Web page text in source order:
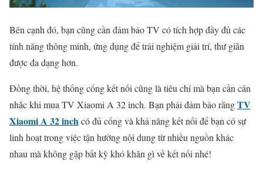
Bên cạnh đó, bạn cũng cần đảm bảo TV có tích hợp đầy đủ các
tính năng thông minh, ứng dụng để trải nghiệm giải trí, thư giãn
được đa dạng hơn.
Đồng thời, hệ thống cổng kết nối cũng là tiêu chí mà bạn cần cân
nhắc khi mua TV Xiaomi A 32 inch. Bạn phải đảm bảo rằngTV
Xiaomi A 32 inchcó đủ cổng và khả năng kết nối để bạn có sự
linh hoạt trong việc tận hưởng nội dung từ nhiều nguồn khác
nhau mà không gặp bất kỳ khó khăn gì về kết nối nhé!